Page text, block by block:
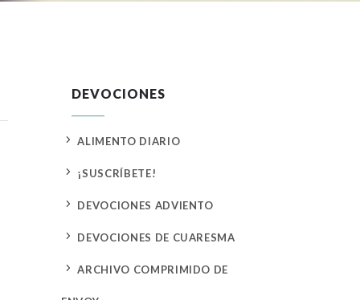
DEVOCIONES
5 ALIMENTO DIARIO
5 ¡SUSCRÍBETE!
5 DEVOCIONES ADVIENTO
5 DEVOCIONES DE CUARESMA
5 ARCHIVO COMPRIMIDO DE